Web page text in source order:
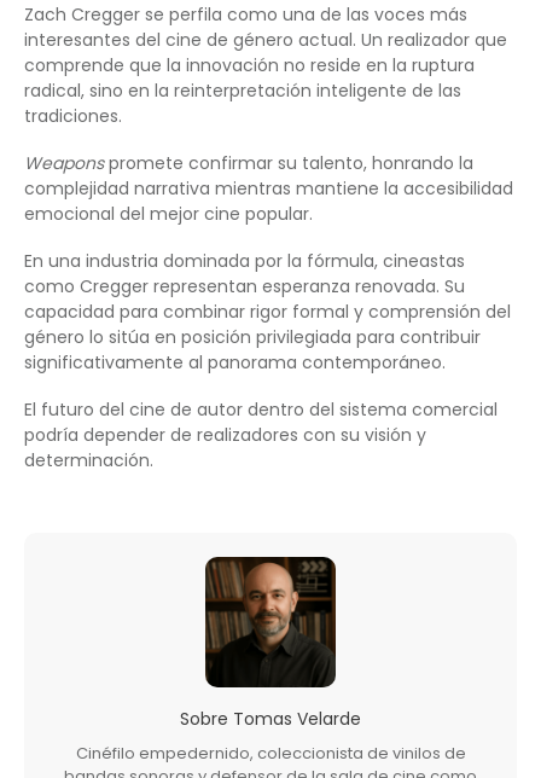
Zach Cregger se perfila como una de las voces más
interesantes del cine de género actual. Un realizador que
comprende que la innovación no reside en la ruptura
radical, sino en la reinterpretación inteligente de las
tradiciones.
Weaponspromete confirmar su talento, honrando la
complejidad narrativa mientras mantiene la accesibilidad
emocional del mejor cine popular.
En una industria dominada por la fórmula, cineastas
como Cregger representan esperanza renovada. Su
capacidad para combinar rigor formal y comprensión del
género lo sitúa en posición privilegiada para contribuir
significativamente al panorama contemporáneo.
El futuro del cine de autor dentro del sistema comercial
podría depender de realizadores con su visión y
determinación.
Sobre Tomas Velarde
Cinéfilo empedernido, coleccionista de vinilos de